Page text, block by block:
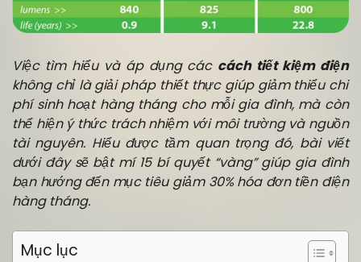
Việc tìm hiểu và áp dụng các cách tiết kiệm điện
không chỉ là giải pháp thiết thực giúp giảm thiểu chi
phí sinh hoạt hàng tháng cho mỗi gia đình, mà còn
thể hiện ý thức trách nhiệm với môi trường và nguồn
tài nguyên. Hiểu được tầm quan trọng đó, bài viết
dưới đây sẽ bật mí 15 bí quyết “vàng” giúp gia đình
bạn hướng đến mục tiêu giảm 30% hóa đơn tiền điện
hàng tháng.
Mục lục